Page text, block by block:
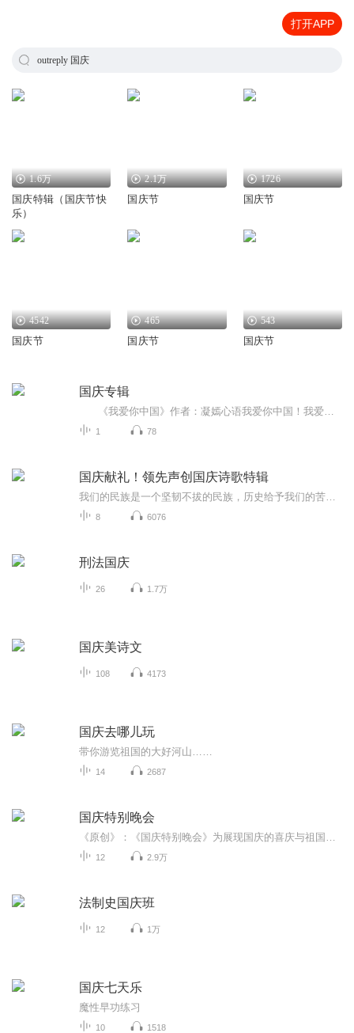
打开APP
outreply 国庆
1.6万
国庆特辑（国庆节快
乐）
2.1万
国庆节
1726
国庆节
4542
国庆节
465
国庆节
543
国庆节
国庆专辑
1 78
国庆献礼！领先声创国庆诗歌特辑
8 6076
刑法国庆
26 1.7万
国庆美诗文
108 4173
国庆去哪儿玩
带你游览祖国的大好河山……
14 2687
国庆特别晚会
12 2.9万
法制史国庆班
12 1万
国庆七天乐
魔性早功练习
10 1518